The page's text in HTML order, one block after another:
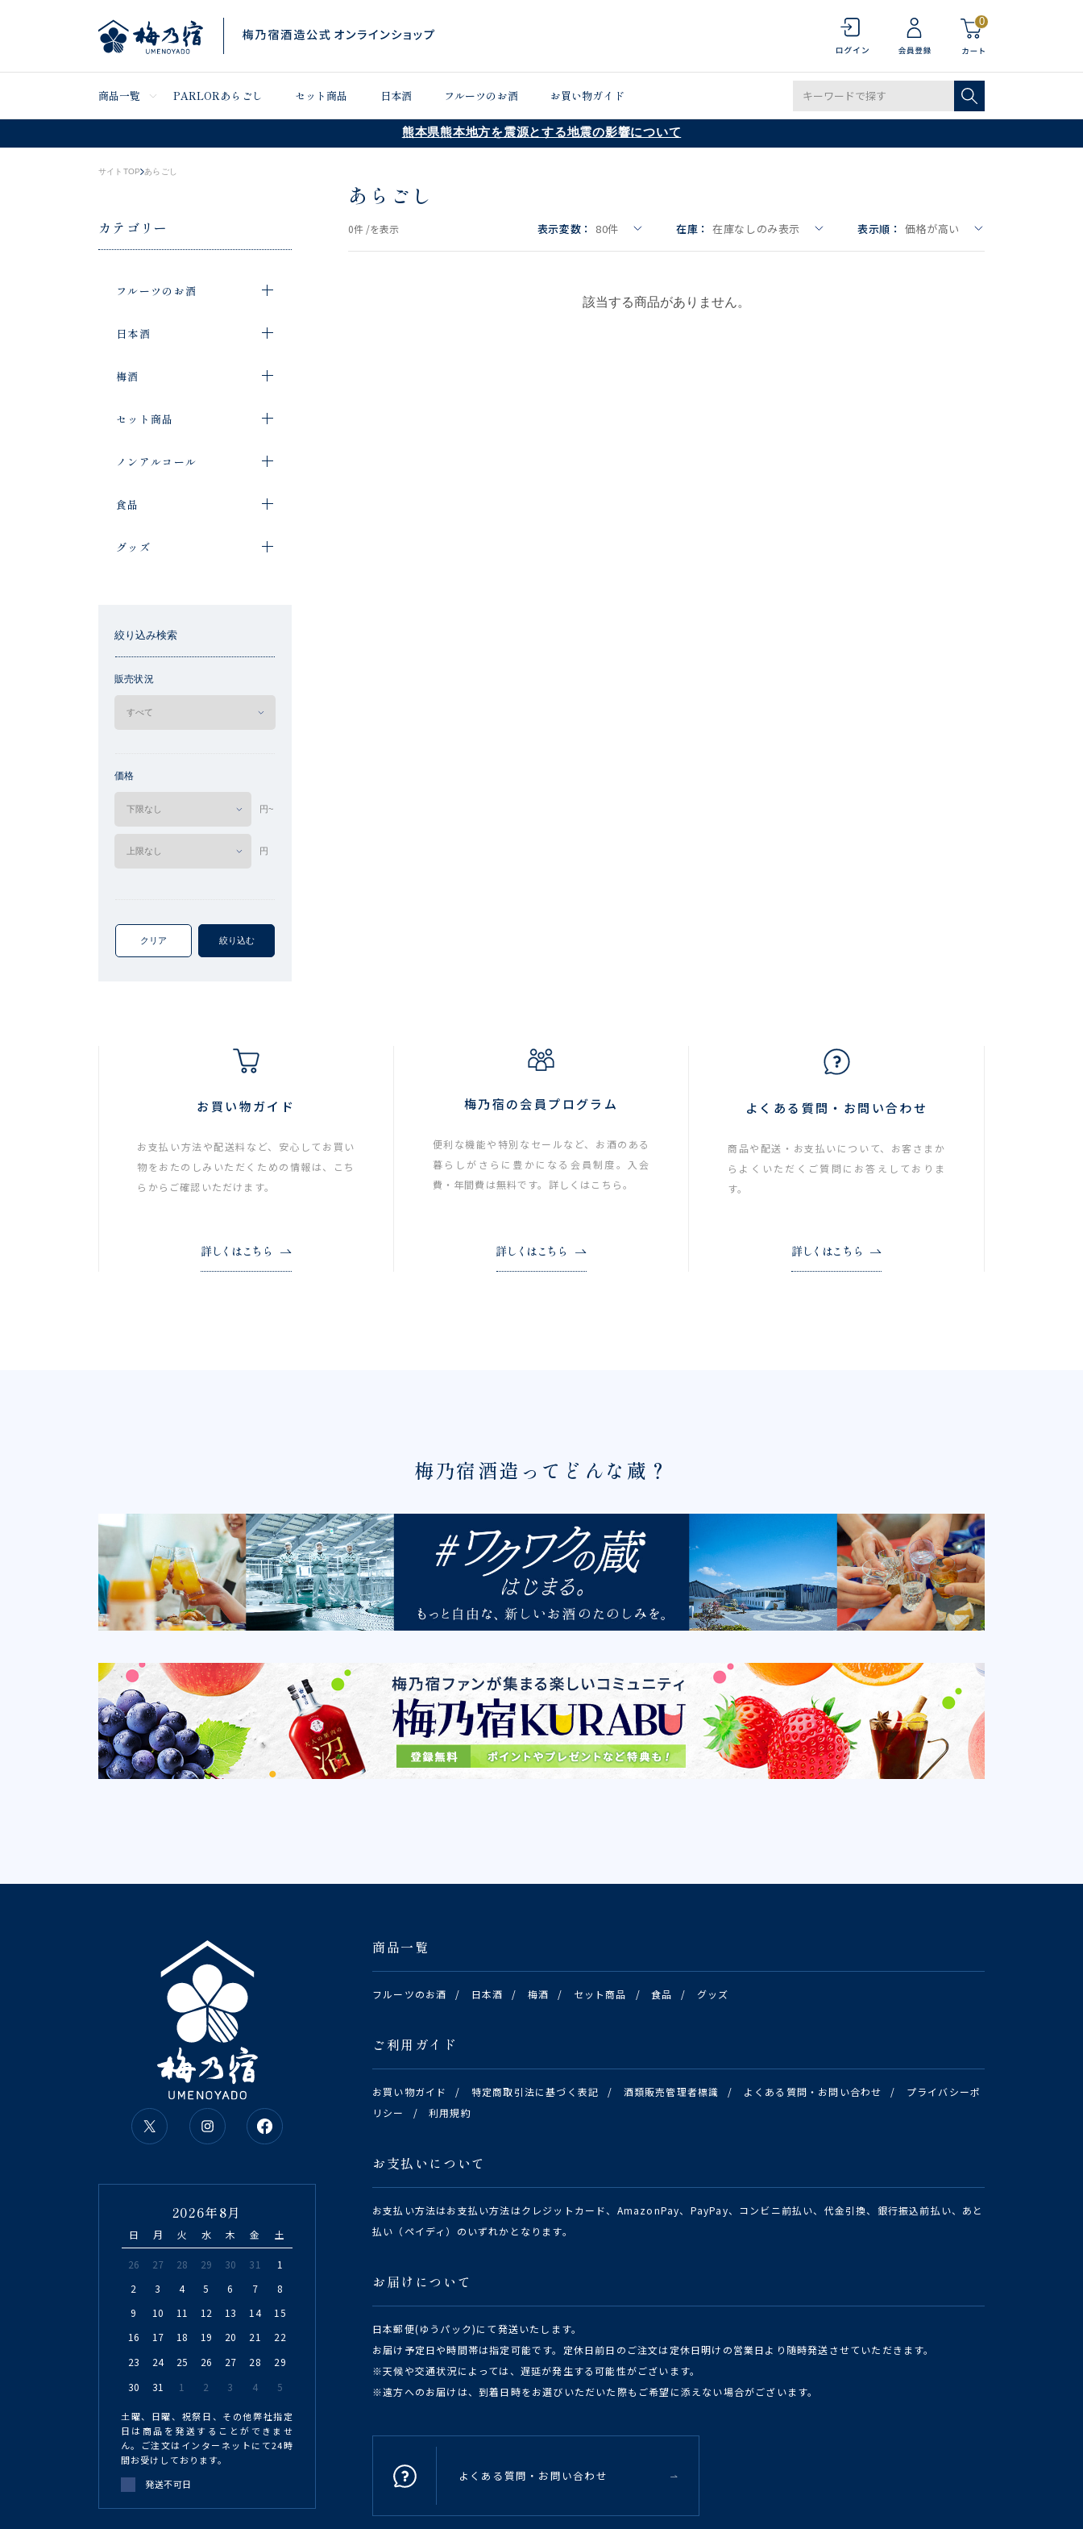
0
商品一覧 PARLORあらごし セット商品 日本酒 フルーツのお酒 お買い物ガイド
熊本県熊本地方を震源とする地震の影響について
サイトTOP あらごし
カテゴリー
フルーツのお酒
日本酒
梅酒
セット商品
ノンアルコール
食品
グッズ
絞り込み検索
販売状況
価格
円~
円
クリア 絞り込む
あらごし
0件 /を表示 表示変数： 80件 在庫： 在庫なしのみ表示 表示順： 価格が高い
該当する商品がありません。
お買い物ガイド
お支払い方法や配送料など、安心してお買い
物をおたのしみいただくための情報は、こち
らからご確認いただけます。
詳しくはこちら
梅乃宿の会員プログラム
便利な機能や特別なセールなど、お酒のある
暮らしがさらに豊かになる会員制度。入会
費・年間費は無料です。詳しくはこちら。
詳しくはこちら
よくある質問・お問い合わせ
商品や配送・お支払いについて、お客さまか
らよくいただくご質問にお答えしておりま
す。
詳しくはこちら
梅乃宿酒造ってどんな蔵？
商品一覧
フルーツのお酒 / 日本酒 / 梅酒 / セット商品 / 食品 / グッズ
ご利用ガイド
お買い物ガイド / 特定商取引法に基づく表記 / 酒類販売管理者標識 / よくある質問・お問い合わせ /
プライバシーポ
リシー
/ 利用規約
お支払いについて
お支払い方法はお支払い方法はクレジットカード、AmazonPay、PayPay、コンビニ前払い、代金引換、銀行振込前払い、あと
払い（ペイディ）のいずれかとなります。
お届けについて
日本郵便(ゆうパック)にて発送いたします。
お届け予定日や時間帯は指定可能です。定休日前日のご注文は定休日明けの営業日より随時発送させていただきます。
※天候や交通状況によっては、遅延が発生する可能性がございます。
※遠方へのお届けは、到着日時をお選びいただいた際もご希望に添えない場合がございます。
よくある質問・お問い合わせ
2026年8月
日 月 火 水 木 金 土
26 27 28 29 30 31
1
2
3 4 5 6 7
8
9
10 11 12 13 14
15
16
17 18 19 20 21
22
23
24 25 26 27 28
29
30
31 1 2 3 4 5
土曜、日曜、祝祭日、その他弊社指定
日は商品を発送することができませ
ん。ご注文はインターネットにて24時
間お受けしております。
発送不可日